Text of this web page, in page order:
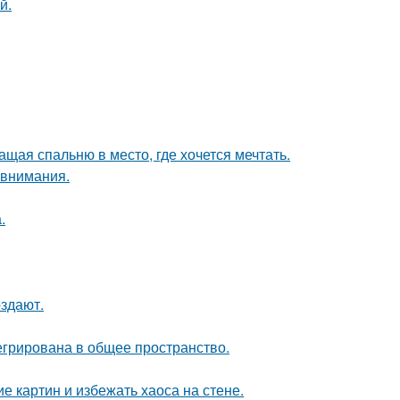
спальню в место, где хочется мечтать.
в общее пространство.
и избежать хаоса на стене.